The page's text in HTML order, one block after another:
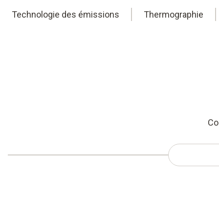
Technologie des émissions Thermographie